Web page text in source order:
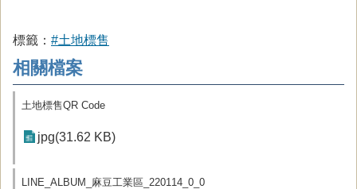
標籤： #土地標售
相關檔案
土地標售QR Code
jpg(31.62 KB)
LINE_ALBUM_麻豆工業區_220114_0_0